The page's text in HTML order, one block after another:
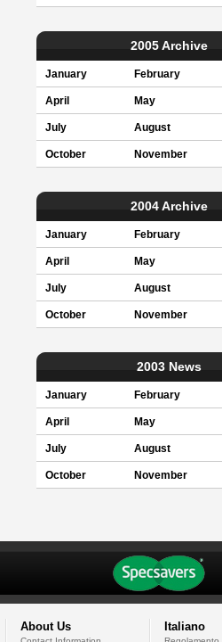
2005 Archive
January February
April May
July August
October November
2004 Archive
January February
April May
July August
October November
2003 News
January February
April May
July August
October November
About Us Italiano